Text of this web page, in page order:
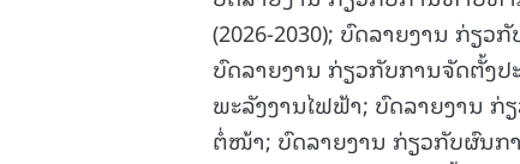
(2026-2030); ບົດລາຍງານ ກ່ຽວ
ບົດລາຍງານ ກ່ຽວກັບການຈັດຕັ້ງ
ພະລັງງານໄຟຟ້າ; ບົດລາຍງານ
ຕໍ່ໜ້າ; ບົດລາຍງານ ກ່ຽວກັບຜົນກ